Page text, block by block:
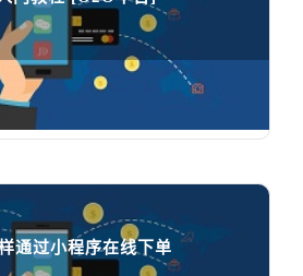
台]
通过小程序在线下单